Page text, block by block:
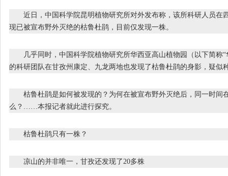
近日，中国科学院昆明植物研究所对外发布称，该所科研人员在
现已被宣布野外灭绝的枯鲁杜鹃，目前仅发现一株。
几乎同时，中国科学院植物研究所华西亚高山植物园（以下简称“
的科研团队在甘孜州康定、九龙两地也发现了枯鲁杜鹃的身影，疑似
枯鲁杜鹃是如何被发现的？为何在被宣布野外灭绝后，同一时间
么？……本报记者就此进行探究。
枯鲁杜鹃只有一株？
凉山的并非唯一，甘孜还发现了20多株